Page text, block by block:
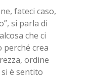
fa­te­ci caso,
si par­la di
che ci
per­ché crea
or­di­ne
è sen­ti­to